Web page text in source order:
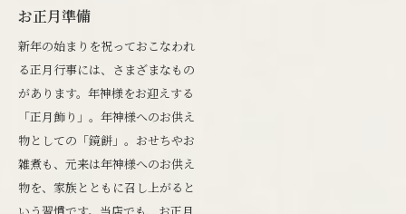
お正月準備
新年の始まりを祝っておこなわれ
る正月行事には、さまざまなもの
があります。年神様をお迎えする
「正月飾り」。年神様へのお供え
物としての「鏡餅」。おせちやお
雑煮も、元来は年神様へのお供え
物を、家族とともに召し上がると
いう習慣です。当店でも、お正月